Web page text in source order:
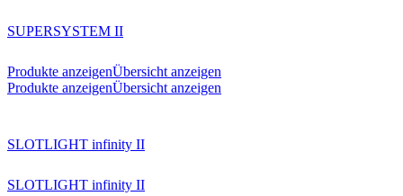
SUPERSYSTEM II
Produkte anzeigenÜbersicht anzeigen
Produkte anzeigenÜbersicht anzeigen
SLOTLIGHT infinity II
SLOTLIGHT infinity II